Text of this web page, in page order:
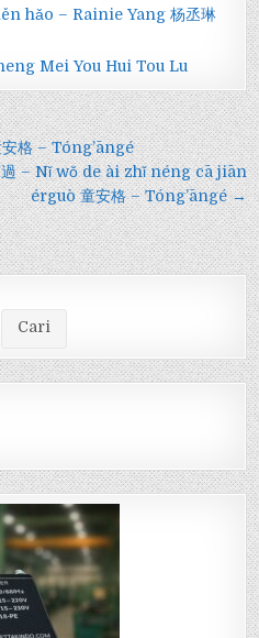
hǎo – Rainie Yang 杨丞琳
Mei You Hui Tou Lu
格 – Tóng’āngé
過 – Nǐ wǒ de ài zhǐ néng cā jiān
érguò 童安格 – Tóng’āngé →
Cari